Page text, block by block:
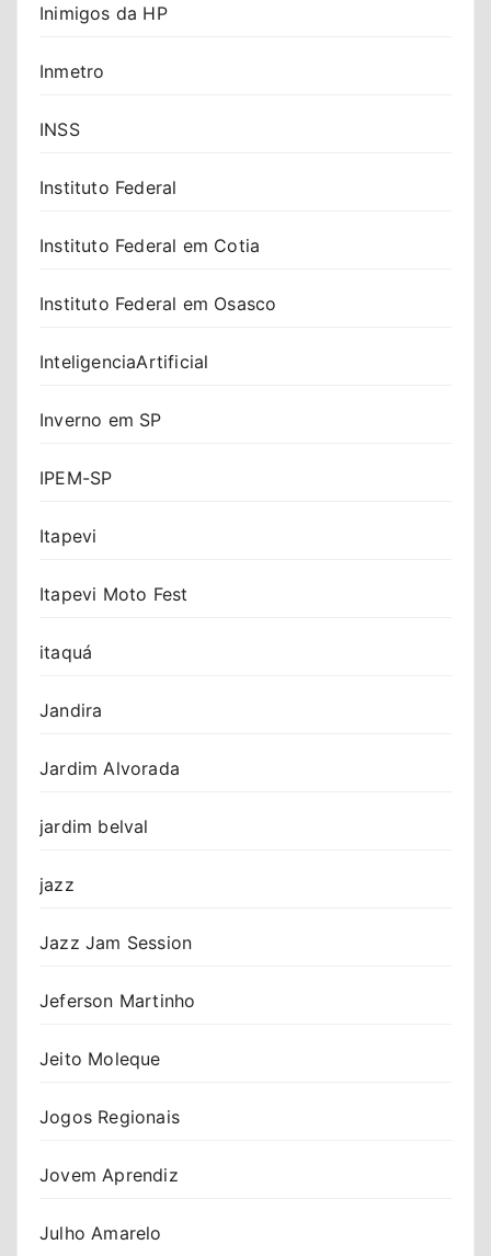
Inimigos da HP
Inmetro
INSS
Instituto Federal
Instituto Federal em Cotia
Instituto Federal em Osasco
InteligenciaArtificial
Inverno em SP
IPEM-SP
Itapevi
Itapevi Moto Fest
itaquá
Jandira
Jardim Alvorada
jardim belval
jazz
Jazz Jam Session
Jeferson Martinho
Jeito Moleque
Jogos Regionais
Jovem Aprendiz
Julho Amarelo